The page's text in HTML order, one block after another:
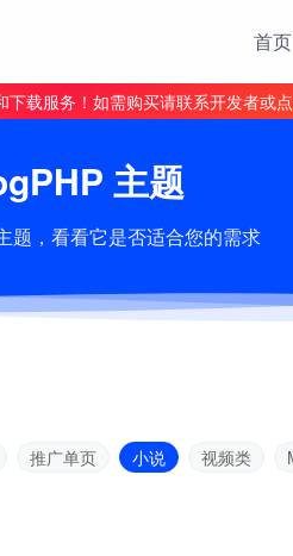
首页
载服务！如需购买请联系开发者或
主题
题，看看它是否适合您的需求
推广单页 小说 视频类